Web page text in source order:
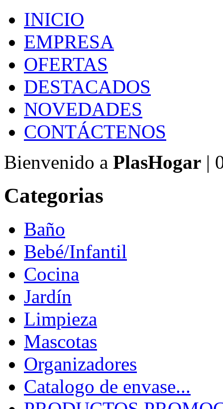
INICIO
EMPRESA
OFERTAS
DESTACADOS
NOVEDADES
CONTÁCTENOS
Bienvenido a PlasHogar |
Categorias
Baño
Bebé/Infantil
Cocina
Jardín
Limpieza
Mascotas
Organizadores
Catalogo de envase...